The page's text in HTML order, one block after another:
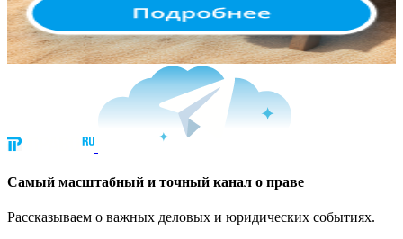
Cамый масштабный и точный канал о праве
Рассказываем о важных деловых и юридических событиях.